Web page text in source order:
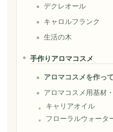
デクレオール
キャロルフランク
生活の木
手作りアロマコスメ
アロマコスメを作っ
アロマコスメ用基材
キャリアオイル
フローラルウォータ